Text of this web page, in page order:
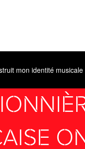
mon identité musicale